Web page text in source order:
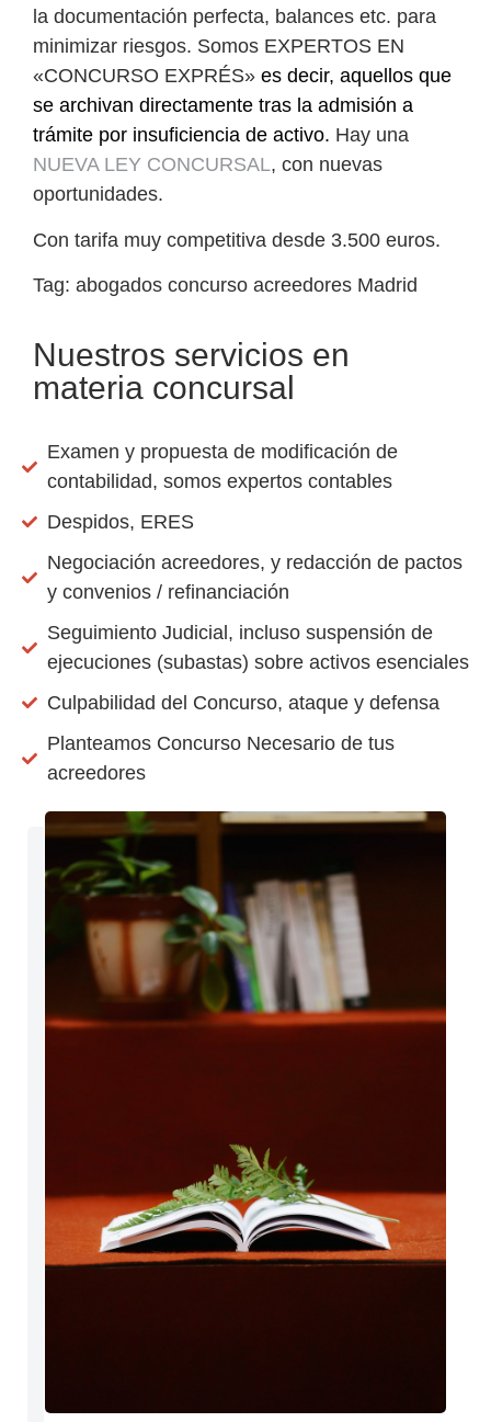
la documentación perfecta, balances etc. para
minimizar riesgos. Somos EXPERTOS EN
«CONCURSO EXPRÉS» es decir, aquellos que
se archivan directamente tras la admisión a
trámite por insuficiencia de activo. Hay una
NUEVA LEY CONCURSAL, con nuevas
oportunidades.
Con tarifa muy competitiva desde 3.500 euros.
Tag: abogados concurso acreedores Madrid
Nuestros servicios en
materia concursal
Examen y propuesta de modificación de
contabilidad, somos expertos contables
Despidos, ERES
Negociación acreedores, y redacción de pactos
y convenios / refinanciación
Seguimiento Judicial, incluso suspensión de
ejecuciones (subastas) sobre activos esenciales
Culpabilidad del Concurso, ataque y defensa
Planteamos Concurso Necesario de tus
acreedores